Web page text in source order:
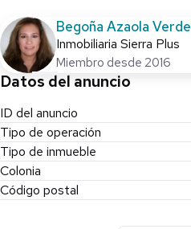
Begoña Azaola Verde
Inmobiliaria Sierra Plus
Miembro desde 2016
Datos del anuncio
ID del anuncio
Tipo de operación
Tipo de inmueble
Colonia
Código postal